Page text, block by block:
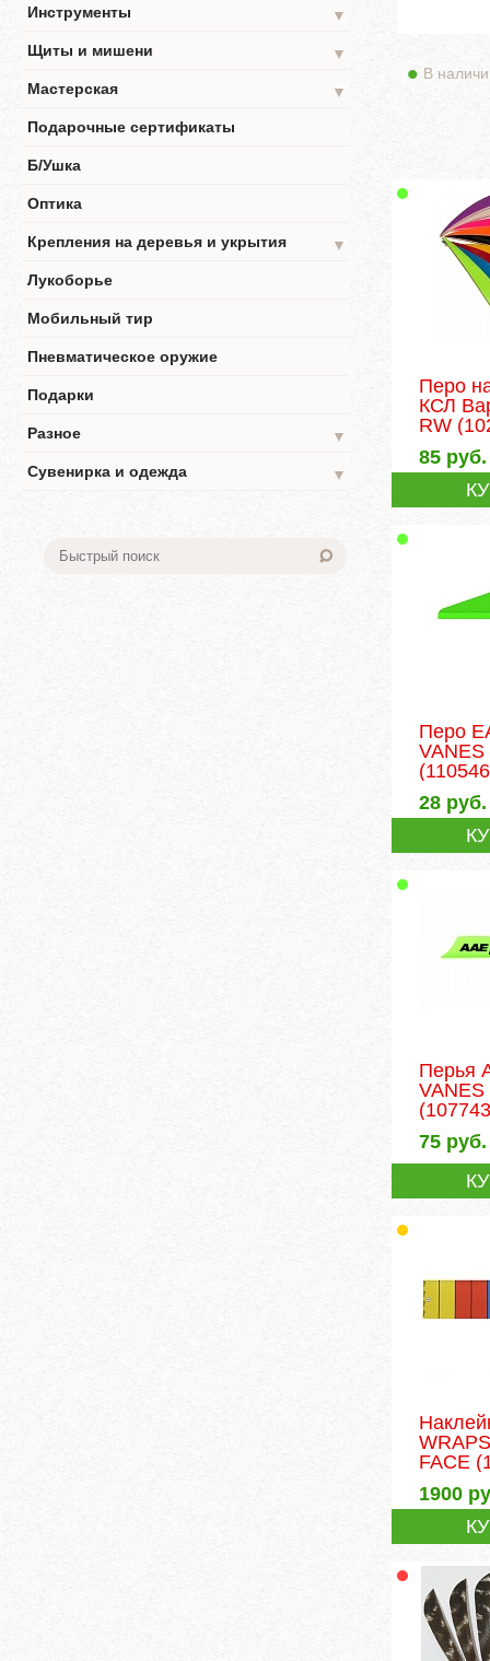
Инструменты
▼
Щиты и мишени
▼
Мастерская
▼
Подарочные сертификаты
Б/Ушка
Оптика
Крепления на деревья и укрытия
▼
Лукоборье
Мобильный тир
Пневматическое оружие
Подарки
Разное
▼
Сувенирка и одежда
▼
В
Перо
КСЛ
RW
85 руб.
Перо
28 руб.
Перья
VANES
75 руб.
FACE
1900